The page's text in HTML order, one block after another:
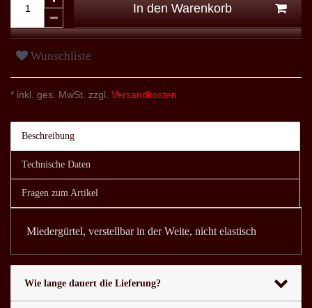
In den Warenkorb
Wunschliste
* inkl. ges. MwSt. zzgl. Versandkosten
Beschreibung
Technische Daten
Fragen zum Artikel
Miedergürtel, verstellbar in der Weite, nicht elastisch
Wie lange dauert die Lieferung?